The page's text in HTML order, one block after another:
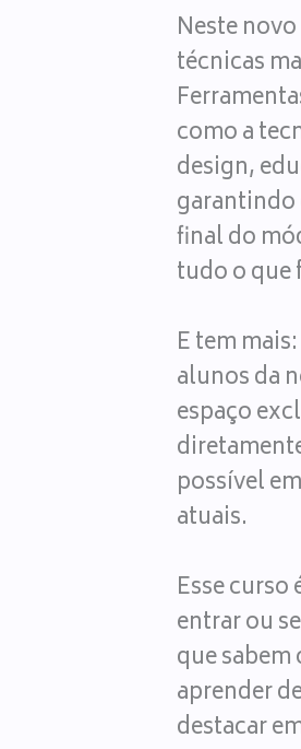
Neste
técnicas
como a
design,
garantindo
final do
tudo o que
E tem
alunos da
espaço
possível
atuais.
Esse
entrar ou
que
aprender
destacar